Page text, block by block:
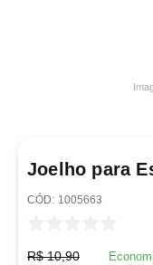
Joelho para
: 1005663
R$ 10,90